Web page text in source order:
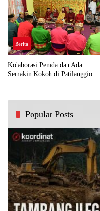
Berita
Kolaborasi Pemda dan Adat
Semakin Kokoh di Patilanggio
Popular Posts